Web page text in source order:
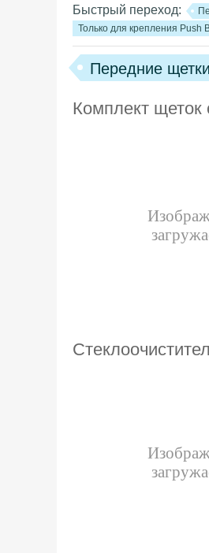
Быстрый переход:
Только для крепления Push
Передние
Комплект щеток